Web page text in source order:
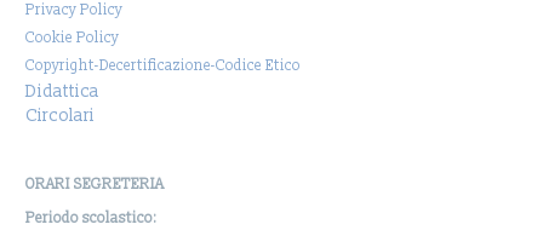
Privacy Policy
Cookie Policy
Copyright-Decertificazione-Codice Etico
Didattica
Circolari
ORARI SEGRETERIA
Periodo scolastico: